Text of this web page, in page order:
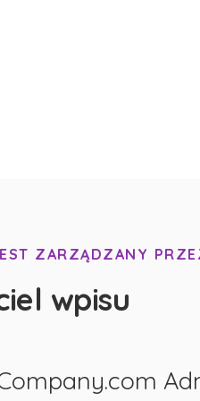
ZARZĄDZANY
wpisu